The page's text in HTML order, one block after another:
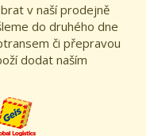
v naší prodejně
do druhého dne
či přepravou
dodat naším